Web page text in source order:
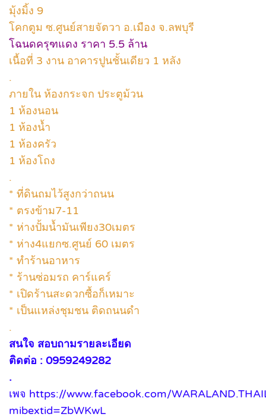
มุ้งมิ้ง 9
โคกตูม ซ.ศูนย์สายจัตวา อ.เมือง จ.ลพบุรี
โฉนดครุฑแดง ราคา 5.5 ล้าน
เนื้อที่ 3 งาน อาคารปูนชั้นเดียว 1 หลัง
.
ภายใน ห้องกระจก ประตูม้วน
1 ห้องนอน
1 ห้องน้ำ
1 ห้องครัว
1 ห้องโถง
.
* ที่ดินถมไว้สูงกว่าถนน
* ตรงข้าม7-11
* ห่างปั้มน้ำมันเพียง30เมตร
* ห่าง4แยกซ.ศูนย์ 60 เมตร
* ทำร้านอาหาร
* ร้านซ่อมรถ คาร์แคร์
* เปิดร้านสะดวกซื้อก็เหมาะ
* เป็นแหล่งชุมชน ติดถนนดำ
.
สนใจ สอบถามรายละเอียด
ติดต่อ : 0959249282
.
เพจ https://www.facebook.com/
mibextid=ZbWKwL